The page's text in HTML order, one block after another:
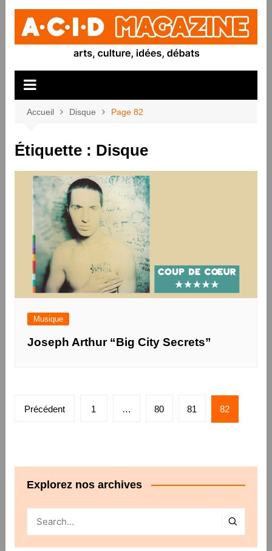
Aller
contenu
Accueil Disque Page 82
Étiquette : Disque
Musique
Joseph Arthur “Big City Secrets”
Pagination
Précédent 1 … 80 81 82
Explorez nos archives